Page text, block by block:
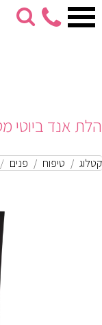
053-
274-
הלת אנד ביוטי
קטלוג טיפוח פנים